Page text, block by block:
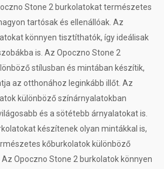
Stone 2 burkolatokat természetes
tartósak és ellenállóak. Az
könnyen tisztíthatók, így ideálisak
is. Az Opoczno Stone 2
stílusban és mintában készítik,
az otthonához leginkább illőt. Az
különböző színárnyalatokban
és a sötétebb árnyalatokat is.
készítenek olyan mintákkal is,
kőburkolatok különböző
Opoczno Stone 2 burkolatok könnyen